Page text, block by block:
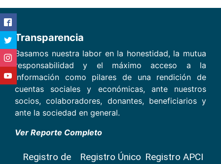
Transparencia
Basamos nuestra labor en la honestidad, la mutua
responsabilidad y el máximo acceso a la
información como pilares de una rendición de
cuentas sociales y económicas, ante nuestros
socios, colaboradores, donantes, beneficiarios y
ante la sociedad en general.
Ver Reporte Completo
Registro de
Registro Único Registro APCI